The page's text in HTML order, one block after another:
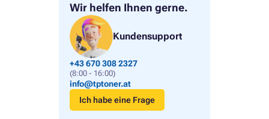
Wir helfen Ihnen gerne.
Kundensupport
+43 670 308 2327
(8:00 - 16:00)
info@tptoner.at
Ich habe eine Frage